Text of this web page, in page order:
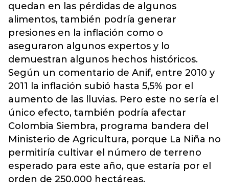
quedan en las pérdidas de algunos
alimentos, también podría generar
presiones en la inflación como o
aseguraron algunos expertos y lo
demuestran algunos hechos históricos.
Según un comentario de Anif, entre 2010 y
2011 la inflación subió hasta 5,5% por el
aumento de las lluvias. Pero este no sería el
único efecto, también podría afectar
Colombia Siembra, programa bandera del
Ministerio de Agricultura, porque La Niña no
permitiría cultivar el número de terreno
esperado para este año, que estaría por el
orden de 250.000 hectáreas.